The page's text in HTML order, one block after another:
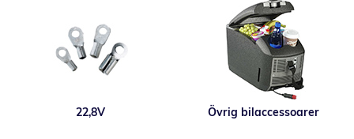
22,8V Övrig bilaccessoarer